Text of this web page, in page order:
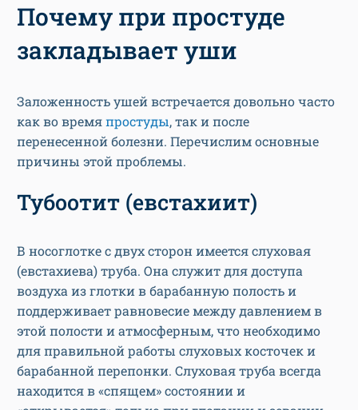
Почему при простуде
закладывает уши
Заложенность ушей встречается довольно часто
как во времяпростуды, так и после
перенесенной болезни. Перечислим основные
причины этой проблемы.
Тубоотит (евстахиит)
В носоглотке с двух сторон имеется слуховая
(евстахиева) труба. Она служит для доступа
воздуха из глотки в барабанную полость и
поддерживает равновесие между давлением в
этой полости и атмосферным, что необходимо
для правильной работы слуховых косточек и
барабанной перепонки. Слуховая труба всегда
находится в «спящем» состоянии и